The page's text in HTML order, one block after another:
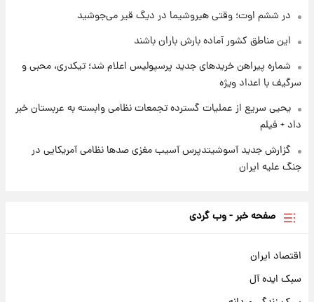
سیگنال‌های جدید برای بازار طلا؛ پیش‌بینی
قیمت سکه و طلا فردا
در ششم اوت؛ وقتی هیروشیما در دیگ قیر می‌جوشید
این مناطق کشور آماده بارش باران باشند
شماره پیراهن خریدهای جدید پرسپولیس اعلام شد؛ تیکدری، محبی و
سرگیف با اعداد ویژه
یحیی سریع از عملیات گسترده تجمعات نظامی وابسته به عربستان خبر
داد + فیلم
گزارش جدید آسوشیتدپرس آسیب مغزی صدها نظامی آمریکایی در
جنگ علیه ایران
صفحه خبر - وب گردی
اقتصاد ایران
سبک ایده آل